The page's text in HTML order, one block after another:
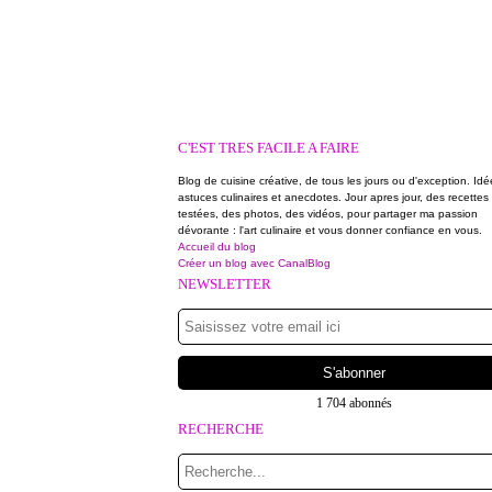
C'EST TRES FACILE A FAIRE
Blog de cuisine créative, de tous les jours ou d'exception.
astuces culinaires et anecdotes. Jour apres jour, des recettes
testées, des photos, des vidéos, pour partager ma passion
dévorante : l'art culinaire et vous donner confiance en vous.
Accueil du blog
Créer un blog avec CanalBlog
NEWSLETTER
1 704 abonnés
RECHERCHE